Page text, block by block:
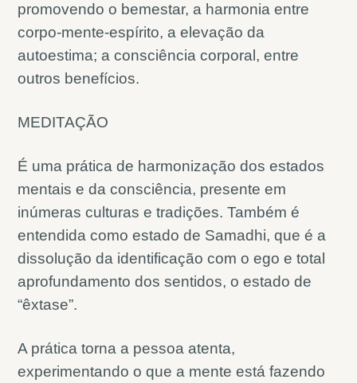
promovendo o bemestar, a harmonia entre
corpo-mente-espírito, a elevação da
autoestima; a consciência corporal, entre
outros benefícios.
MEDITAÇÃO
É uma prática de harmonização dos estados
mentais e da consciência, presente em
inúmeras culturas e tradições. Também é
entendida como estado de Samadhi, que é a
dissolução da identificação com o ego e total
aprofundamento dos sentidos, o estado de
“êxtase”.
A prática torna a pessoa atenta,
experimentando o que a mente está fazendo